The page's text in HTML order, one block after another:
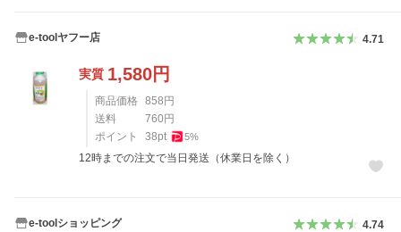
e-toolヤフー店 4.71
実質 1,580円
商品価格 858円
送料
760円
ポイント
38pt 5%
12時までの注文で当日発送（休業日を除く）
e-toolショッピング 4.74